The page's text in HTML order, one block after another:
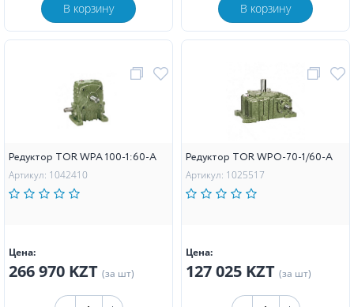
В корзину В корзину
Редуктор TOR WPA 100-1:60-А
Артикул: 1042410
Цена:
266 970 KZT (за шт)
Редуктор TOR WPO-70-1/60-A
Артикул: 1025517
Цена:
127 025 KZT (за шт)